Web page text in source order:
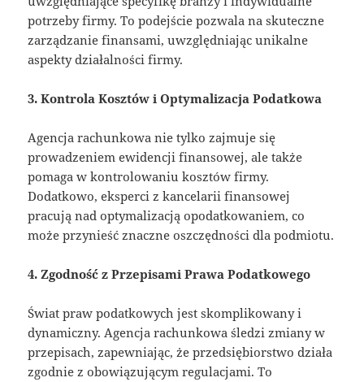
potrzeby firmy. To podejście pozwala na skuteczne
zarządzanie finansami, uwzględniając unikalne
aspekty działalności firmy.
3. Kontrola Kosztów i Optymalizacja Podatkowa
Agencja rachunkowa nie tylko zajmuje się
prowadzeniem ewidencji finansowej, ale także
pomaga w kontrolowaniu kosztów firmy.
Dodatkowo, eksperci z kancelarii finansowej
pracują nad optymalizacją opodatkowaniem, co
może przynieść znaczne oszczędności dla podmiotu.
4. Zgodność z Przepisami Prawa Podatkowego
Świat praw podatkowych jest skomplikowany i
dynamiczny. Agencja rachunkowa śledzi zmiany w
przepisach, zapewniając, że przedsiębiorstwo działa
zgodnie z obowiązującym regulacjami. To